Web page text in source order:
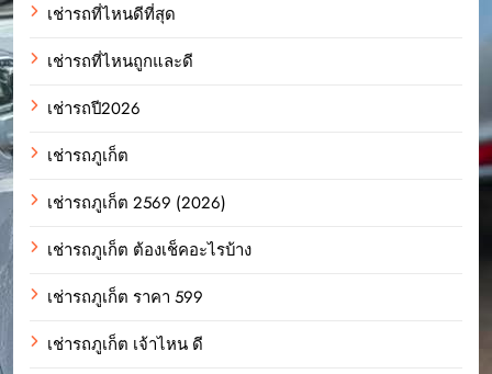
เช่ารถที่ไหนดีที่สุด
เช่ารถที่ไหนถูกและดี
เช่ารถปี2026
เช่ารถภูเก็ต
เช่ารถภูเก็ต 2569 (2026)
เช่ารถภูเก็ต ต้องเช็คอะไรบ้าง
เช่ารถภูเก็ต ราคา 599
เช่ารถภูเก็ต เจ้าไหน ดี